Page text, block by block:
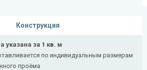
Конструкция
указана за 1 кв. м
по индивидуальным размерам
проёма